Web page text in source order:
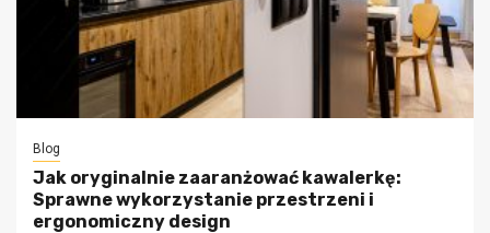
Blog
Jak oryginalnie zaaranżować kawalerkę:
Sprawne wykorzystanie przestrzeni i
ergonomiczny design